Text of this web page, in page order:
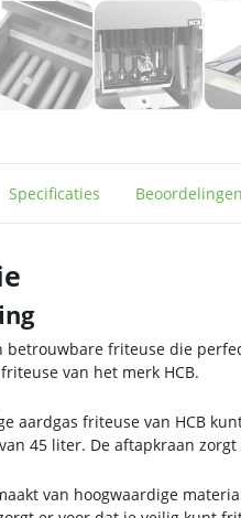
Specificaties Beoordelingen
betrouwbare friteuse die
van het merk HCB.
aardgas friteuse van HCB
45 liter. De aftapkraan
van hoogwaardige